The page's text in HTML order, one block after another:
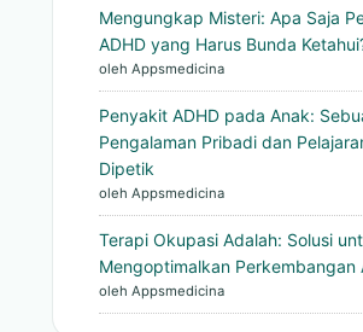
Mengungkap Misteri: Apa Saja
ADHD yang Harus Bunda
oleh Appsmedicina
Penyakit ADHD pada Anak:
Pengalaman Pribadi dan
Dipetik
oleh Appsmedicina
Terapi Okupasi Adalah: Solusi
Mengoptimalkan Perkembangan
oleh Appsmedicina